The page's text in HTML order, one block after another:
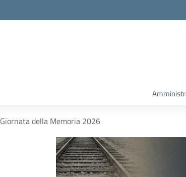
Giornata della Memoria 2026